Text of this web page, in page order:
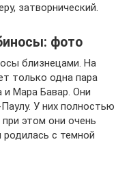
затворнический.
фото
близнецами. На
только одна пара
Мара Бавар. Они
У них полностью
этом они очень
с темной